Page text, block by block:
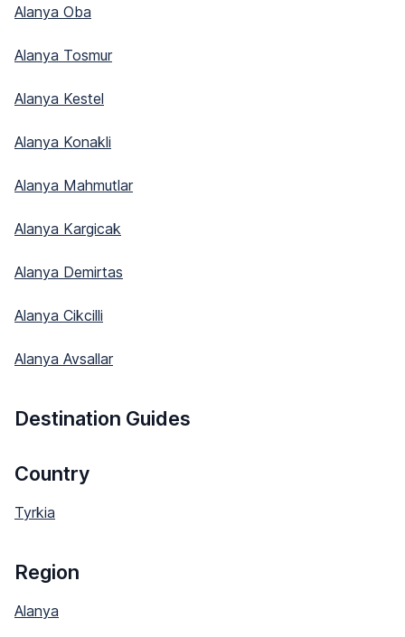
Alanya Oba
Alanya Tosmur
Alanya Kestel
Alanya Konakli
Alanya Mahmutlar
Alanya Kargicak
Alanya Demirtas
Alanya Cikcilli
Alanya Avsallar
Destination Guides
Country
Tyrkia
Region
Alanya